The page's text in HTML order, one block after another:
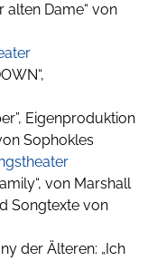
alten Dame“ von
Eigenproduktion
Sophokles
von Marshall
Songtexte von
der Älteren: „Ich